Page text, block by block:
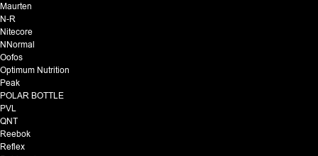
Maurten
N-R
Nitecore
NNormal
Oofos
Optimum Nutrition
Peak
POLAR BOTTLE
PVL
QNT
Reebok
Reflex